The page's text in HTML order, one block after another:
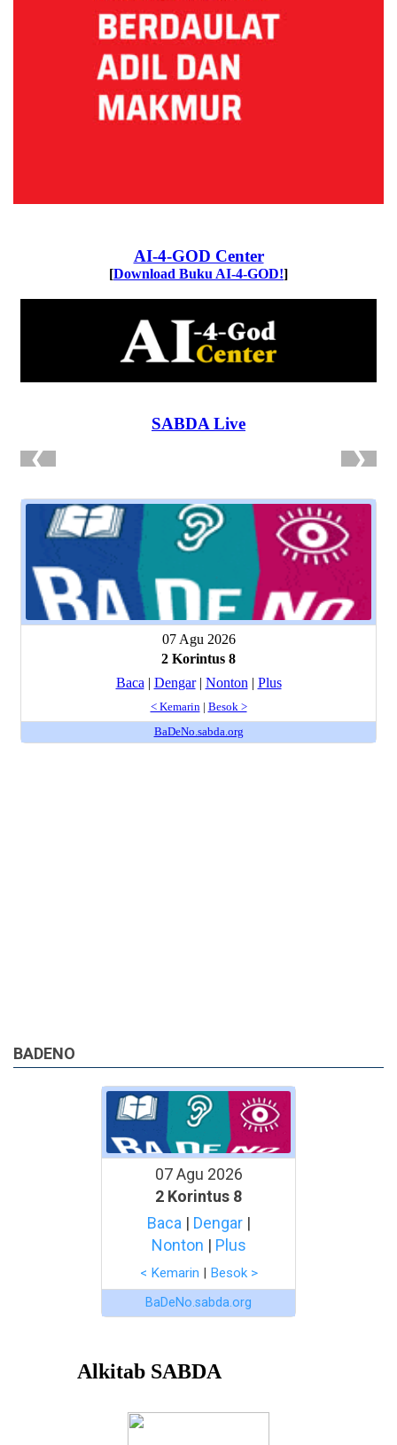
BADENO
07 Agu 2026
2 Korintus 8
Baca | Dengar|
Nonton | Plus
< Kemarin | Besok >
BaDeNo.sabda.org